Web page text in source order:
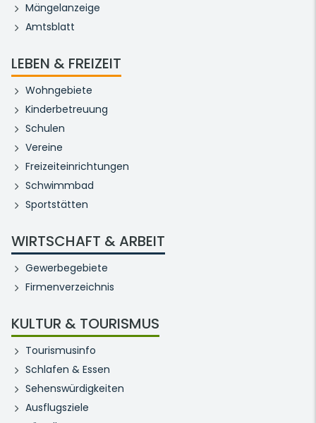
Mängelanzeige
Amtsblatt
LEBEN & FREIZEIT
Wohngebiete
Kinderbetreuung
Schulen
Vereine
Freizeiteinrichtungen
Schwimmbad
Sportstätten
WIRTSCHAFT & ARBEIT
Gewerbegebiete
Firmenverzeichnis
KULTUR & TOURISMUS
Tourismusinfo
Schlafen & Essen
Sehenswürdigkeiten
Ausflugsziele